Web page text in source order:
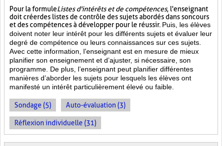
Pour la formuleListes d'intérêts et de compétences, l'enseignant
doit créer des listes de contrôle des sujets abordés dans son cours
et des compétences à développer pour le réussir. Puis, les élèves
doivent noter leur intérêt pour les différents sujets et évaluer leur
degré de compétence ou leurs connaissances sur ces sujets.
Avec cette information, l’enseignant est en mesure de mieux
planifier son enseignement et d’ajuster, si nécessaire, son
programme. De plus, l’enseignant peut planifier différentes
manières d’aborder les sujets pour lesquels les élèves ont
manifesté un intérêt particulièrement élevé ou faible.
Sondage (5) Auto-évaluation (3)
Réflexion individuelle (31)